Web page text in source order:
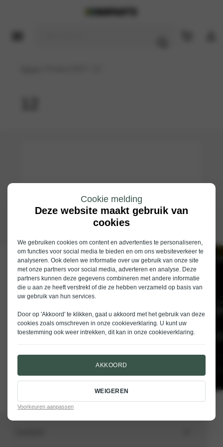
Cookie melding
Deze website maakt gebruik van
cookies
We gebruiken cookies om content en advertenties te personaliseren,
om functies voor social media te bieden en om ons websiteverkeer te
analyseren. Ook delen we informatie over uw gebruik van onze site
met onze partners voor social media, adverteren en analyse. Deze
partners kunnen deze gegevens combineren met andere informatie
die u aan ze heeft verstrekt of die ze hebben verzameld op basis van
uw gebruik van hun services.
Door op 'Akkoord' te klikken, gaat u akkoord met het gebruik van deze
cookies zoals omschreven in onze cookieverklaring. U kunt uw
toestemming ook weer intrekken, dit kan in onze cookieverklaring.
AKKOORD
WEIGEREN
Voorkeuren aanpassen
Schrijf je in voor de nieuwsbrief van
Nieuwenhuijse
E-mailadres
VERSTUREN